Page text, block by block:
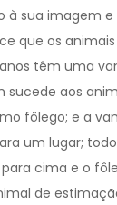
à sua imagem
que os
têm uma
aos
fôlego; e a
um lugar;
cima e o
de